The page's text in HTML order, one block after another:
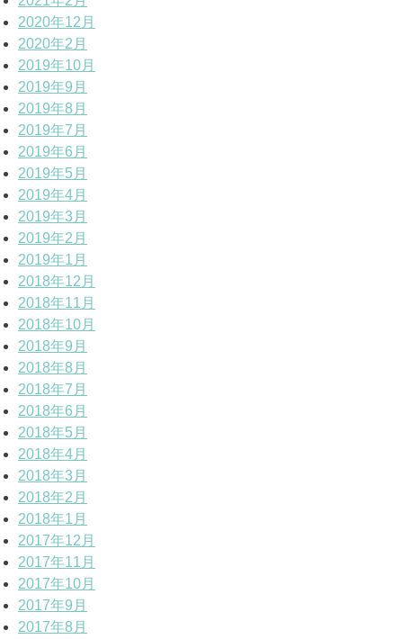
2020年12月
2020年2月
2019年10月
2019年9月
2019年8月
2019年7月
2019年6月
2019年5月
2019年4月
2019年3月
2019年2月
2019年1月
2018年12月
2018年11月
2018年10月
2018年9月
2018年8月
2018年7月
2018年6月
2018年5月
2018年4月
2018年3月
2018年2月
2018年1月
2017年12月
2017年11月
2017年10月
2017年9月
2017年8月